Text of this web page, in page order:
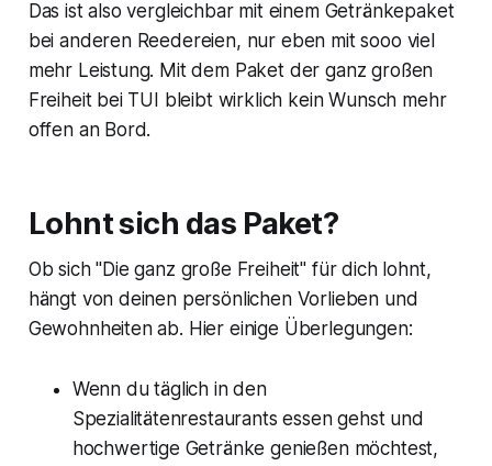
Das ist also vergleichbar mit einem Getränkepaket
bei anderen Reedereien, nur eben mit sooo viel
mehr Leistung. Mit dem Paket der ganz großen
Freiheit bei TUI bleibt wirklich kein Wunsch mehr
offen an Bord.
Lohnt sich das Paket?
Ob sich "Die ganz große Freiheit" für dich lohnt,
hängt von deinen persönlichen Vorlieben und
Gewohnheiten ab. Hier einige Überlegungen:
Wenn du täglich in den
Spezialitätenrestaurants essen gehst und
hochwertige Getränke genießen möchtest,